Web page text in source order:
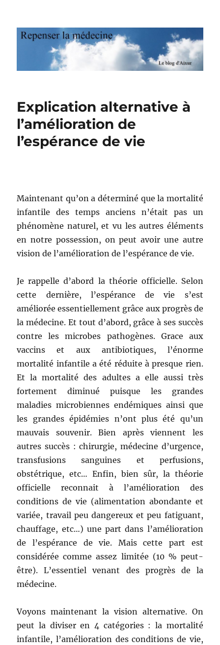
Repenser la médecine
Explication alternative à
l’amélioration de
l’espérance de vie
Maintenant qu’on a déterminé que la mortalité
infantile des temps anciens n’était pas un
phénomène naturel, et vu les autres éléments
en notre possession, on peut avoir une autre
vision de l’amélioration de l’espérance de vie.
Je rappelle d’abord la théorie officielle. Selon
cette dernière, l’espérance de vie s’est
améliorée essentiellement grâce aux progrès de
la médecine. Et tout d’abord, grâce à ses succès
contre les microbes pathogènes. Grace aux
vaccins et aux antibiotiques, l’énorme
mortalité infantile a été réduite à presque rien.
Et la mortalité des adultes a elle aussi très
fortement diminué puisque les grandes
maladies microbiennes endémiques ainsi que
les grandes épidémies n’ont plus été qu’un
mauvais souvenir. Bien après viennent les
autres succès : chirurgie, médecine d’urgence,
transfusions sanguines et perfusions,
obstétrique, etc… Enfin, bien sûr, la théorie
officielle reconnait à l’amélioration des
conditions de vie (alimentation abondante et
variée, travail peu dangereux et peu fatiguant,
chauffage, etc…) une part dans l’amélioration
de l’espérance de vie. Mais cette part est
considérée comme assez limitée (10 % peut-
être). L’essentiel venant des progrès de la
médecine.
Voyons maintenant la vision alternative. On
peut la diviser en 4 catégories : la mortalité
infantile, l’amélioration des conditions de vie,